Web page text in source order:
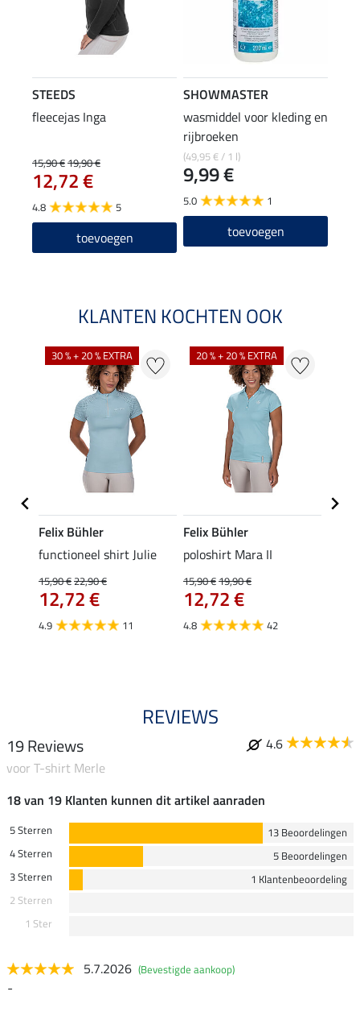
STEEDS
fleecejas Inga
15,90 €19,90 €
12,72 €
4.8 5
toevoegen
SHOWMASTER
wasmiddel voor kleding en
rijbroeken
(49,95 € / 1 l)
9,99 €
5.0 1
toevoegen
KLANTEN KOCHTEN OOK
30 % + 20 % EXTRA
Felix Bühler
functioneel shirt Julie
15,90 €22,90 €
12,72 €
4.9 11
20 % + 20 % EXTRA
Felix Bühler
poloshirt Mara II
15,90 €19,90 €
12,72 €
4.8 42
REVIEWS
19 Reviews
4.6
voor T-shirt Merle
18 van 19 Klanten kunnen dit artikel aanraden
5 Sterren
13 Beoordelingen
4 Sterren
5 Beoordelingen
3 Sterren
1 Klantenbeoordeling
2 Sterren
1 Ster
5.7.2026 (Bevestigde aankoop)
-